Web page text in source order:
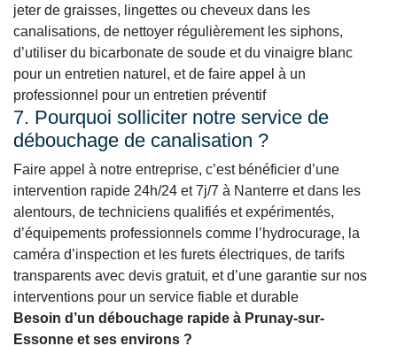
jeter de graisses, lingettes ou cheveux dans les
canalisations, de nettoyer régulièrement les siphons,
d’utiliser du bicarbonate de soude et du vinaigre blanc
pour un entretien naturel, et de faire appel à un
professionnel pour un entretien préventif
7. Pourquoi solliciter notre service de
débouchage de canalisation ?
Faire appel à notre entreprise, c’est bénéficier d’une
intervention rapide 24h/24 et 7j/7 à Nanterre et dans les
alentours, de techniciens qualifiés et expérimentés,
d’équipements professionnels comme l’hydrocurage, la
caméra d’inspection et les furets électriques, de tarifs
transparents avec devis gratuit, et d’une garantie sur nos
interventions pour un service fiable et durable
Besoin d’un débouchage rapide à Prunay-sur-
Essonne et ses environs ?